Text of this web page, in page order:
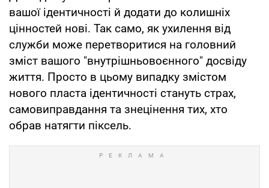
вашої ідентичності й додати до колишніх
цінностей нові. Так само, як ухилення від
служби може перетворитися на головний
зміст вашого "внутрішньовоєнного" досвіду
життя. Просто в цьому випадку змістом
нового пласта ідентичності стануть страх,
самовиправдання та знецінення тих, хто
обрав натягти піксель.